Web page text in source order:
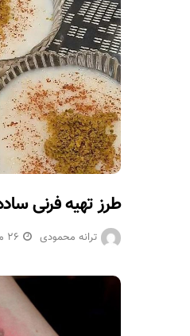
طرز تهیه فرنی
ترانه محمودی 26 می 2022